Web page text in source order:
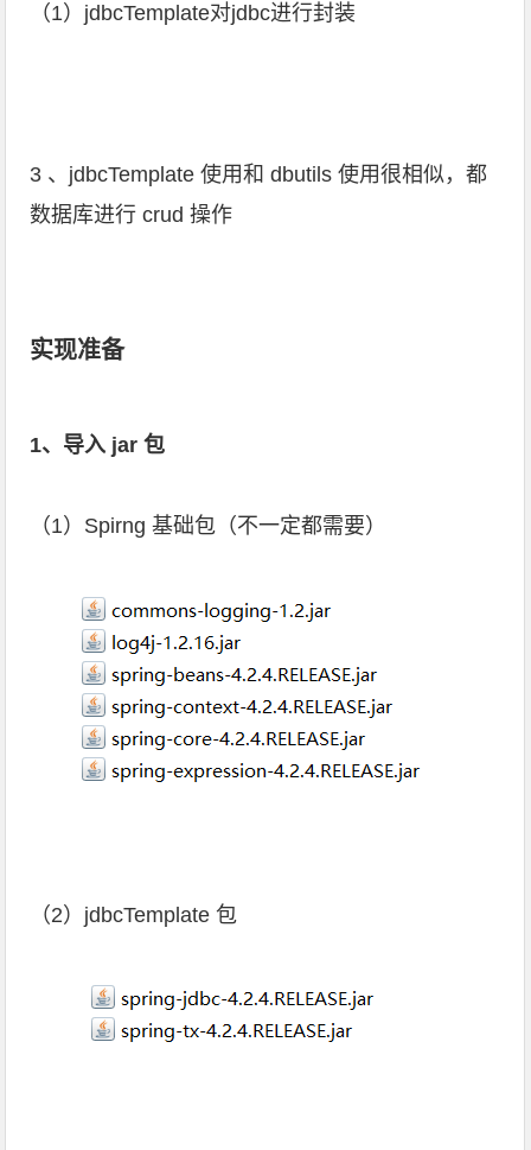
（1）jdbcTemplate对jdbc进行封装
3 、jdbcTemplate 使用和 dbutils 使用很相似，都
数据库进行 crud 操作
实现准备
1、导入 jar 包
（1）Spirng 基础包（不一定都需要）
（2）jdbcTemplate 包